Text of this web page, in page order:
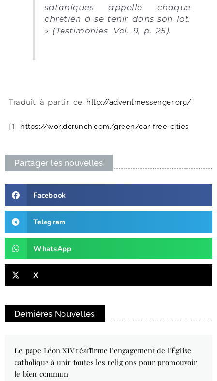
sataniques appelle chaque
chrétien à se tenir dans son lot.
» (Testimonies, Vol. 9, p. 25).
Traduit à partir de http://adventmessenger.org/
[1] https://worldcrunch.com/green/car-free-cities
Partager les nouvelles
Facebook
Telegram
WhatsApp
X
Dernières Nouvelles
Le pape Léon XIV réaffirme l’engagement de l’Église
catholique à unir toutes les religions pour promouvoir
le bien commun